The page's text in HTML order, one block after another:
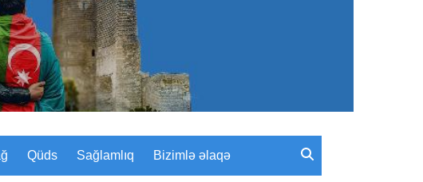
Qüds Sağlamlıq Bizimlə əlaqə